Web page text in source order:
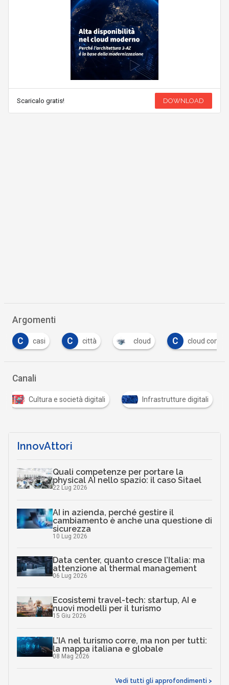
Scaricalo gratis! DOWNLOAD
Argomenti
C città cloud C cloud computing
Canali
Cultura e società digitali Infrastrutture digitali
InnovAttori
Quali competenze per portare la
physical AI nello spazio: il caso Sitael
22 Lug 2026
AI in azienda, perché gestire il
cambiamento è anche una questione di
sicurezza
10 Lug 2026
Data center, quanto cresce l’Italia: ma
attenzione al thermal management
06 Lug 2026
Ecosistemi travel-tech: startup, AI e
nuovi modelli per il turismo
15 Giu 2026
L’IA nel turismo corre, ma non per tutti:
la mappa italiana e globale
08 Mag 2026
Vedi tutti gli approfondimenti >